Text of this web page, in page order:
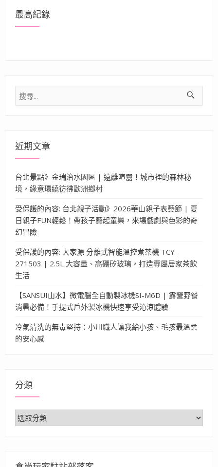
最高紀錄
搜
尋
近期文章
台北景點》金瑞治水園區 | 遠離喧囂！城市裡的森林秘
境，綠意環繞彷彿歐洲鄉村
受保護的內容: 台北親子活動》2026華山親子表藝節 | 夏
日親子FUN輕鬆！帶孩子藝起童樂，來場戲劇與色彩的奇
幻冒險
受保護的內容: 大家源 分離式智能溫控煮茶機 TCY-
271503 | 2.5L 大容量、高硼矽玻璃，打造專屬居家茶飲
生活
【SANSUI山水】微電腦全自動製冰機SI-M6D | 露營野餐
消暑必備！手提式戶外製冰機快速享受沁涼體驗
冷氣清洗的無毒堅持：小川職人讓我給小孩、毛孩最溫柔
的安心感
分類
分
類